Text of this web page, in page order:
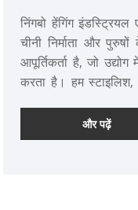
निंगबो हेंगिंग
चीनी निर्माता और
आपूर्तिकर्ता है, जो
करता है। हम स्टाइलिश,
जैसे पुरुषों की पर्स, लेडीज़
कमर बैग और बैकपैक
और पढ़ें